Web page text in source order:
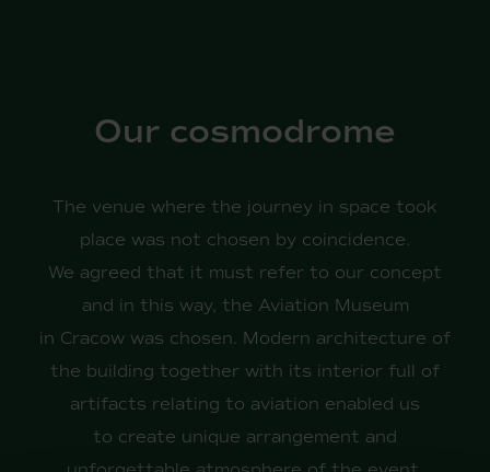
Our cosmodrome
The venue where the journey in space took
place was not chosen by coincidence.
We agreed that it must refer to our concept
and in this way, the Aviation Museum
in Cracow was chosen. Modern architecture of
the building together with its interior full of
artifacts relating to aviation enabled us
to create unique arrangement and